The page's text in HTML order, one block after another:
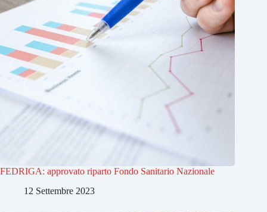
FEDRIGA: approvato riparto Fondo Sanitario Nazionale
12 Settembre 2023